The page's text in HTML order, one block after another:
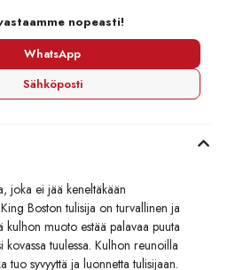
nopeasti!
WhatsApp
Sähköposti
joka ei jää keneltäkään
Boston tulisija on turvallinen ja
kulhon muoto estää palavaa puuta
kovassa tuulessa. Kulhon reunoilla
tuo syvyyttä ja luonnetta tulisijaan.